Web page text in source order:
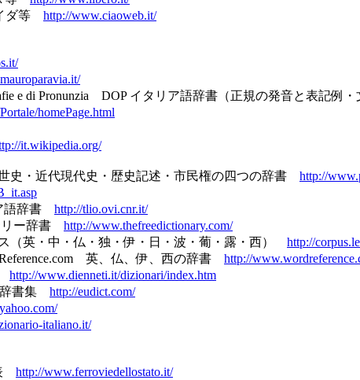
ダ等 http://www.ciaoweb.it/
e di Pronunzia DOP イタリア語辞書（正規の発音と表記
homePage.html
it.wikipedia.org/
史・近代現代史・歴史記述・市民権の四つの辞書 http://
語辞書 http://tlio.ovi.cnr.it/
リー辞書 http://www.thefreedictionary.com/
（英・中・仏・独・伊・日・波・葡・露・西） http://
英、仏、伊、西の辞書 http://
http://www.dienneti.it/dizionari/index.htm
辞書集 http://eudict.com/
italiano.it/
http://www.ferroviedellostato.it/